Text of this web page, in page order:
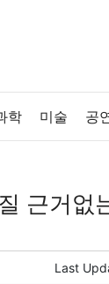
학 미술 공
방송 일상 주
반려동물
근거없
Last